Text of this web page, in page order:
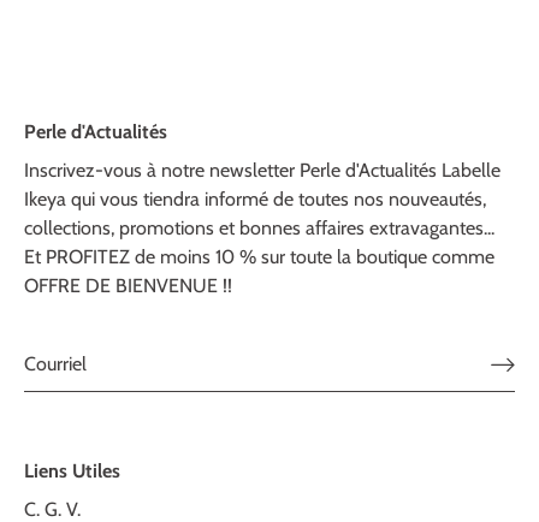
Perle d'Actualités
Inscrivez-vous à notre newsletter Perle d'Actualités Labelle
Ikeya qui vous tiendra informé de toutes nos nouveautés,
collections, promotions et bonnes affaires extravagantes...
Et PROFITEZ de moins 10 % sur toute la boutique comme
OFFRE DE BIENVENUE !!
Liens Utiles
C. G. V.